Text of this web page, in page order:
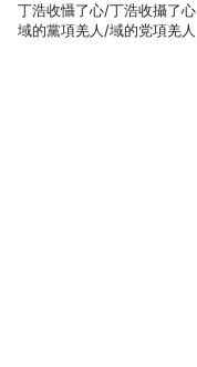
丁浩收懾了心/丁浩收攝了心
域的黨項羌人/域的党項羌人